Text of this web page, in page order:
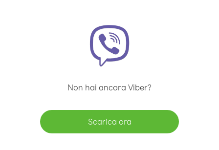
Non hai ancora Viber?
Scarica ora